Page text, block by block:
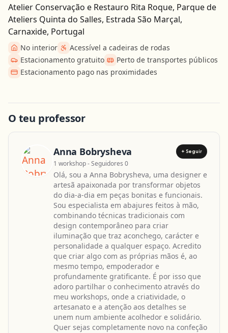
Atelier Conservação e Restauro Rita Roque, Parque de
Ateliers Quinta do Salles, Estrada São Marçal,
Carnaxide, Portugal
No interior
Acessível a cadeiras de rodas
Estacionamento gratuito
Perto de transportes públicos
Estacionamento pago nas proximidades
Leaflet| ©OpenStreetMap
O teu professor
Anna Bobrysheva + Seguir
1 workshop - Seguidores 0
Olá, sou a Anna Bobrysheva, uma designer e
artesã apaixonada por transformar objetos
do dia-a-dia em peças bonitas e funcionais.
Sou especialista em abajures feitos à mão,
combinando técnicas tradicionais com
design contemporâneo para criar
iluminação que traz aconchego, carácter e
personalidade a qualquer espaço. Acredito
que criar algo com as próprias mãos é, ao
mesmo tempo, empoderador e
profundamente gratificante. É por isso que
adoro partilhar o conhecimento através do
meu workshops, onde a criatividade, o
artesanato e a atenção aos detalhes se
unem num ambiente acolhedor e solidário.
Quer sejas completamente novo na confeção